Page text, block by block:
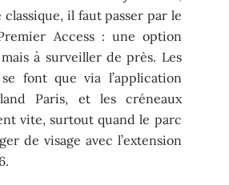
il faut passer par le
Access : une option
à surveiller de près. Les
font que via l’application
Paris, et les créneaux
vite, surtout quand le parc
de visage avec l’extension